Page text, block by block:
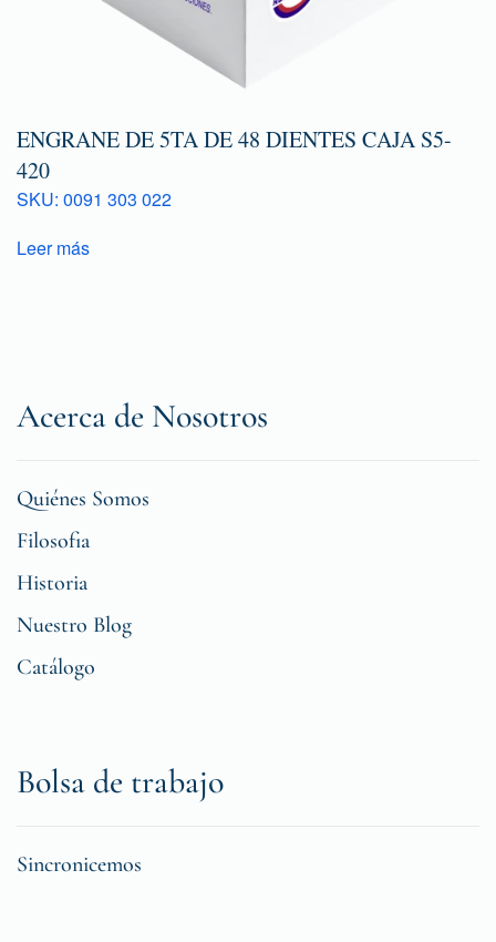
ENGRANE DE 5TA DE 48 DIENTES CAJA S5-
420
SKU: 0091 303 022
Leer más
Acerca de Nosotros
Quiénes Somos
Filosofia
Historia
Nuestro Blog
Catálogo
Bolsa de trabajo
Sincronicemos